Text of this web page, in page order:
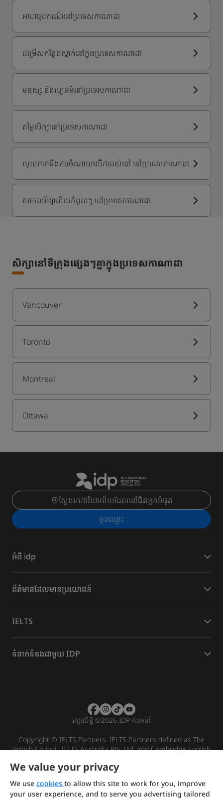
អាហារូបករណ៍នៅប្រទេសកាណាដា
ជម្រើសកន្លែងស្នាក់នៅក្នុងប្រទេសកាណាដា
មនុស្ស និងវប្បធម៌នៅប្រទេសកាណាដា
តម្លៃសិក្សានៅប្រទេសកាណាដា
លុយកាក់និងការចំណាយលើការរស់នៅ នៅប្រទេសកាណាដា
សាកលវិទ្យាល័យកំពូលៗ នៅប្រទេសកាណាដា
សិក្សានៅទីក្រុងផ្សេងៗគ្នាក្នុងប្រទេសកាណាដា
Vancouver
Toronto
Montreal
Ottawa
ស្វែងរកការិយាល័យដែលនៅជិតអ្នកបំផុត
ចុះ​ឈ្មោះ
អំពី idp
​ព័ត៌មានដែល​មានប្រយោជន៍
IELTS
ទំនាក់ទំនងជាមួយ IDP
រក្សាសិទ្ធិ ©2026 IDP ការអប់រំ
Copyright © IELTS Partners. IELTS Partners defined as The
British Council, IELTS Australia Pty. Ltd. and Cambridge English
We value your privacy
We use cookies to allow this site to work for you, improve
your user experience, and to serve you advertising tailored